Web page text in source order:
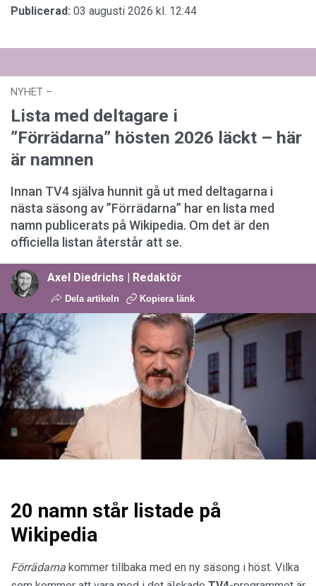
Publicerad: 03 augusti 2026 kl. 12:44
NYHET –
Lista med deltagare i
”Förrädarna” hösten 2026 läckt – här
är namnen
Innan TV4 själva hunnit gå ut med deltagarna i
nästa säsong av ”Förrädarna” har en lista med
namn publicerats på Wikipedia. Om det är den
officiella listan återstår att se.
Axel Diedrichs | Redaktör
Dela artikeln Kopiera länk
20 namn står listade på
Wikipedia
Förrädarna kommer tillbaka med en ny säsong i höst. Vilka